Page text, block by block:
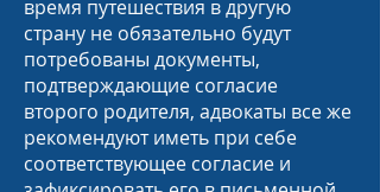
время путешествия в другую
страну не обязательно будут
потребованы документы,
подтверждающие согласие
второго родителя, адвокаты все же
рекомендуют иметь при себе
соответствующее согласие и